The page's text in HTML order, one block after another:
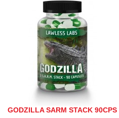
GODZILLA SARM STACK 90CPS